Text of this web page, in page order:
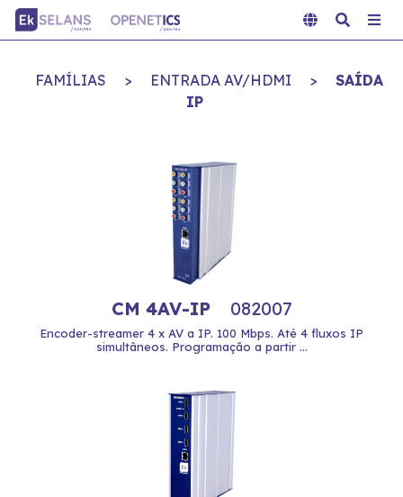
FAMÍLIAS > ENTRADA AV/HDMI >
SAÍDA
IP
CM 4AV-IP 082007
Encoder-streamer 4 x AV a IP. 100 Mbps. Até 4 fluxos IP
simultâneos. Programação a partir ...